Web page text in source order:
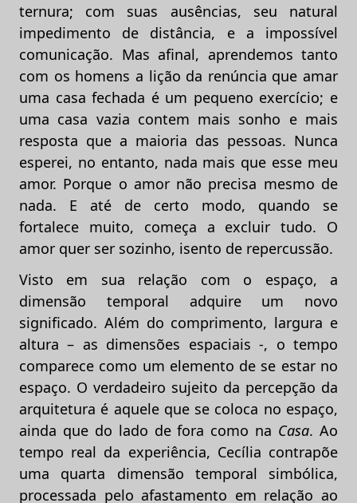
ternura; com suas ausências, seu natural
impedimento de distância, e a impossível
comunicação. Mas afinal, aprendemos tanto
com os homens a lição da renúncia que amar
uma casa fechada é um pequeno exercício; e
uma casa vazia contem mais sonho e mais
resposta que a maioria das pessoas. Nunca
esperei, no entanto, nada mais que esse meu
amor. Porque o amor não precisa mesmo de
nada. E até de certo modo, quando se
fortalece muito, começa a excluir tudo. O
amor quer ser sozinho, isento de repercussão.
Visto em sua relação com o espaço, a
dimensão temporal adquire um novo
significado. Além do comprimento, largura e
altura – as dimensões espaciais -, o tempo
comparece como um elemento de se estar no
espaço. O verdadeiro sujeito da percepção da
arquitetura é aquele que se coloca no espaço,
ainda que do lado de fora como na Casa. Ao
tempo real da experiência, Cecília contrapõe
uma quarta dimensão temporal simbólica,
processada pelo afastamento em relação ao